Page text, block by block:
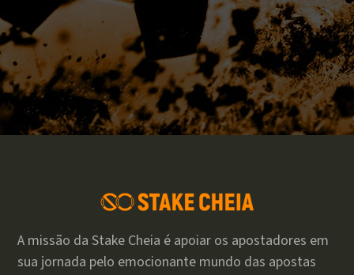
A missão da Stake Cheia é apoiar os apostadores em
sua jornada pelo emocionante mundo das apostas